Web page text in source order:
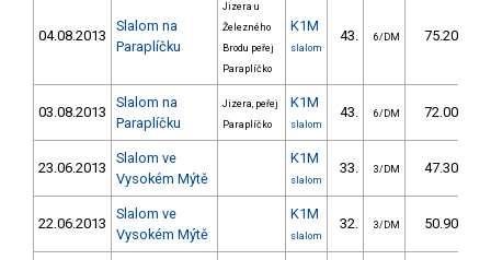
04.08.2013
Slalom na
Paraplíčku
Jizera u
Železného
Brodu peřej
Paraplíčko
K1M
slalom
43. 6/DM 75.20
03.08.2013
Slalom na
Paraplíčku
Jizera, peřej
Paraplíčko
K1M
slalom
43. 6/DM 72.00
23.06.2013
Slalom ve
Vysokém Mýtě
K1M
slalom
33. 3/DM 47.30
22.06.2013
Slalom ve
Vysokém Mýtě
K1M
slalom
32. 3/DM 50.90